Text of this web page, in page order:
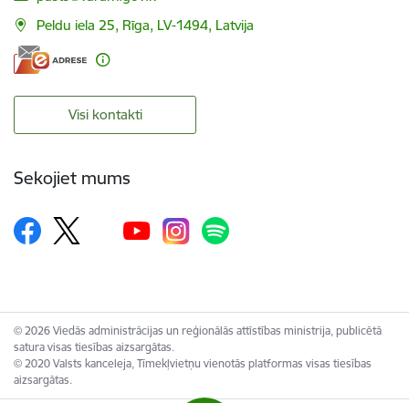
Peldu iela 25, Rīga, LV-1494, Latvija
Visi kontakti
Sekojiet mums
© 2026 Viedās administrācijas un reģionālās attīstības ministrija, publicētā
satura visas tiesības aizsargātas.
© 2020 Valsts kanceleja, Tīmekļvietņu vienotās platformas visas tiesības
aizsargātas.